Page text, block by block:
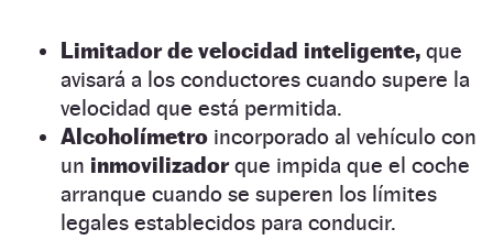
Limitador de velocidad inteligente, que
avisará a los conductores cuando supere la
velocidad que está permitida.
Alcoholímetro incorporado al vehículo con
un inmovilizadorque impida que el coche
arranque cuando se superen los límites
legales establecidos para conducir.